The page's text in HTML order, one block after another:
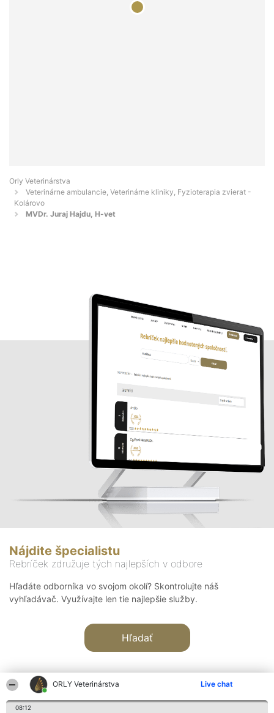
ORLY Veterinárstva Live chat
08:12
Orly Veterinárstva
Veterinárne ambulancie, Veterinárne kliniky, Fyzioterapia zvierat -
Kolárovo
MVDr. Juraj Hajdu, H-vet
Nájdite špecialistu
Rebríček združuje tých najlepších v odbore
Hľadáte odborníka vo svojom okolí? Skontrolujte náš
vyhľadávač. Využívajte len tie najlepšie služby.
Hľadať